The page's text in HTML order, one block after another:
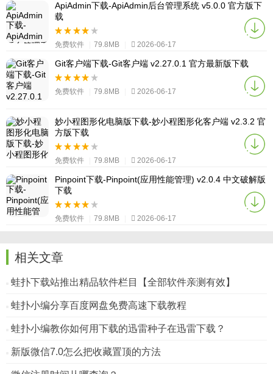
ApiAdmin下载-ApiAdmin后台管理系统 v5.0.0 官方版下
载
免费软件 79.8MB 2026-06-17
Git客户端下载-Git客户端 v2.27.0.1 官方最新版下载
免费软件 79.8MB 2026-06-17
妙小程图形化电脑版下载-妙小程图形化客户端 v2.3.2 官
方版下载
免费软件 79.8MB 2026-06-17
Pinpoint下载-Pinpoint(应用性能管理) v2.0.4 中文破解版
下载
免费软件 79.8MB 2026-06-17
相关文章
蛙扑下载站推出精品软件栏目【全部软件亲测有效】
蛙扑小编分享百度网盘免费高速下载教程
蛙扑小编教你如何用下载的迅雷种子在迅雷下载？
新版微信7.0怎么把收藏置顶的方法